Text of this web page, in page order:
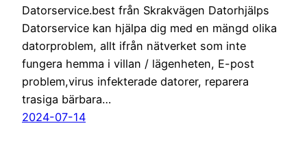
Datorservice.best från Skrakvägen Datorhjälps
Datorservice kan hjälpa dig med en mängd olika
datorproblem, allt ifrån nätverket som inte
fungera hemma i villan / lägenheten, E-post
problem,virus infekterade datorer, reparera
trasiga bärbara…
2024-07-14